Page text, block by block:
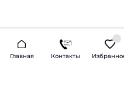
Главная Контакты
2026 © Продажа и
Доставка по